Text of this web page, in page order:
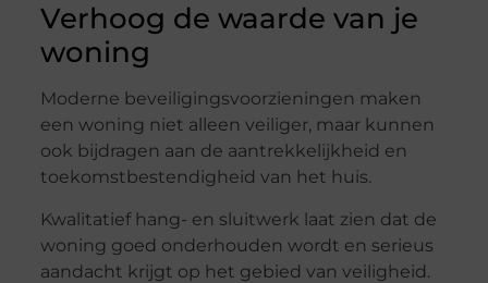
Verhoog de waarde van je
woning
Moderne beveiligingsvoorzieningen maken
een woning niet alleen veiliger, maar kunnen
ook bijdragen aan de aantrekkelijkheid en
toekomstbestendigheid van het huis.
Kwalitatief hang- en sluitwerk laat zien dat de
woning goed onderhouden wordt en serieus
aandacht krijgt op het gebied van veiligheid.